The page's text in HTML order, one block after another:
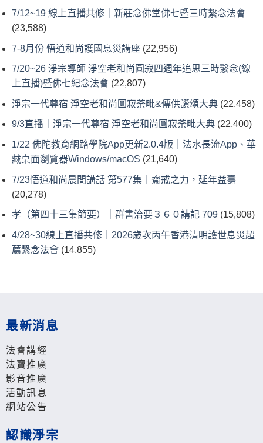
7/12~19 線上直播共修｜新莊念佛堂佛七暨三時繫念法會
(23,588)
7-8月份 悟道和尚護國息災講座 (22,956)
7/20~26 淨宗導師 淨空老和尚圓寂四週年追思三時繫念(線
上直播)暨佛七紀念法會 (22,807)
淨宗一代尊宿 淨空老和尚圓寂荼毗&傳供讚頌大典 (22,458)
9/3直播｜淨宗一代尊宿 淨空老和尚圓寂荼毗大典 (22,400)
1/22 佛陀教育網路學院App更新2.0.4版｜法水長流App、華
藏桌面瀏覽器Windows/macOS (21,640)
7/23悟道和尚晨間講話 第577集｜齋戒之力，延年益壽
(20,278)
孝（第四十三集節要）｜群書治要３６０講記 709 (15,808)
4/28~30線上直播共修｜2026歲次丙午香港清明護世息災超
薦繫念法會 (14,855)
最新消息
法會講經
法寶推廣
影音推廣
活動訊息
網站公告
認識淨宗